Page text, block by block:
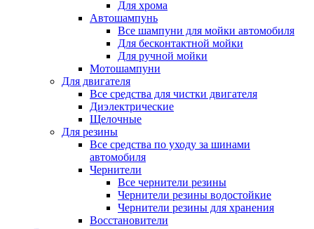
Для хрома
Автошампунь
Все шампуни для мойки автомобиля
Для бесконтактной мойки
Для ручной мойки
Мотошампуни
Для двигателя
Все средства для чистки двигателя
Диэлектрические
Щелочные
Для резины
Все средства по уходу за шинами
автомобиля
Чернители
Все чернители резины
Чернители резины водостойкие
Чернители резины для хранения
Восстановители